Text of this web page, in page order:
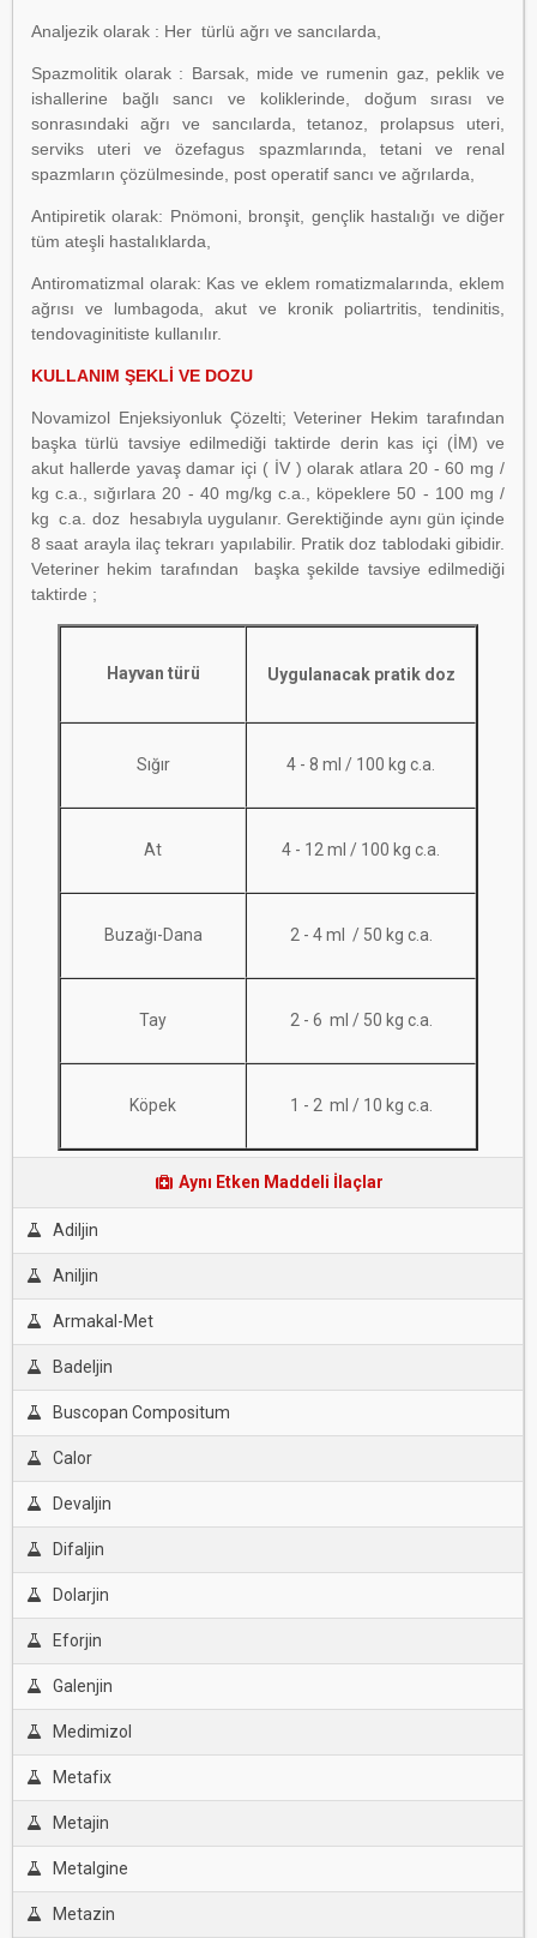
Analjezik olarak : Her türlü ağrı ve sancılarda,
Spazmolitik olarak : Barsak, mide ve rumenin gaz, peklik ve
ishallerine bağlı sancı ve koliklerinde, doğum sırası ve
sonrasındaki ağrı ve sancılarda, tetanoz, prolapsus uteri,
serviks uteri ve özefagus spazmlarında, tetani ve renal
spazmların çözülmesinde, post operatif sancı ve ağrılarda,
Antipiretik olarak: Pnömoni, bronşit, gençlik hastalığı ve diğer
tüm ateşli hastalıklarda,
Antiromatizmal olarak: Kas ve eklem romatizmalarında, eklem
ağrısı ve lumbagoda, akut ve kronik poliartritis, tendinitis,
tendovaginitiste kullanılır.
KULLANIM ŞEKLİ VE DOZU
Novamizol Enjeksiyonluk Çözelti; Veteriner Hekim tarafından
başka türlü tavsiye edilmediği taktirde derin kas içi (İM) ve
akut hallerde yavaş damar içi ( İV ) olarak atlara 20 - 60 mg /
kg c.a., sığırlara 20 - 40 mg/kg c.a., köpeklere 50 - 100 mg /
kg c.a. doz hesabıyla uygulanır. Gerektiğinde aynı gün içinde
8 saat arayla ilaç tekrarı yapılabilir. Pratik doz tablodaki gibidir.
Veteriner hekim tarafından başka şekilde tavsiye edilmediği
taktirde ;
Hayvan türü Uygulanacak pratik doz
Sığır 4 - 8 ml / 100 kg c.a.
At 4 - 12 ml / 100 kg c.a.
Buzağı-Dana 2 - 4 ml / 50 kg c.a.
Tay 2 - 6 ml / 50 kg c.a.
Köpek 1 - 2 ml / 10 kg c.a.
Aynı Etken Maddeli İlaçlar
Adiljin
Aniljin
Armakal-Met
Badeljin
Buscopan Compositum
Calor
Devaljin
Difaljin
Dolarjin
Eforjin
Galenjin
Medimizol
Metafix
Metajin
Metalgine
Metazin